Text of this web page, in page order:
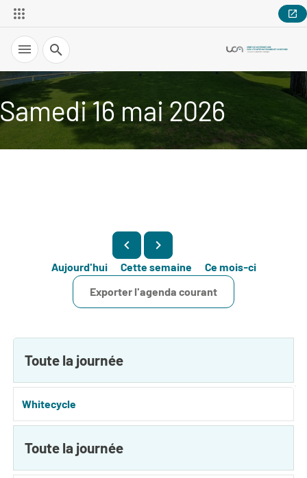
Recherche
Samedi 16 mai 2026
Aujourd'hui Cette semaine
Ce mois-ci
Exporter l'agenda courant
Toute la journée
Whitecycle
Toute la journée